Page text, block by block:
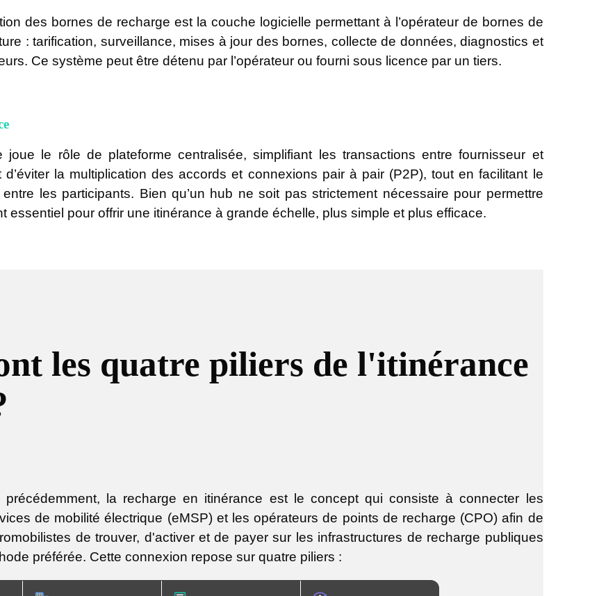
des bornes de recharge est la couche logicielle permettant à l’opérateur de bornes de
: tarification, surveillance, mises à jour des bornes, collecte de données, diagnostics et
Ce système peut être détenu par l’opérateur ou fourni sous licence par un tiers.
joue le rôle de plateforme centralisée, simplifiant les transactions entre fournisseur et
d’éviter la multiplication des accords et connexions pair à pair (P2P), tout en facilitant le
les participants. Bien qu’un hub ne soit pas strictement nécessaire pour permettre
essentiel pour offrir une itinérance à grande échelle, plus simple et plus efficace.
les quatre piliers de l'itinérance
précédemment, la recharge en itinérance est le concept qui consiste à connecter les
de mobilité électrique (eMSP) et les opérateurs de points de recharge (CPO) afin de
de trouver, d'activer et de payer sur les infrastructures de recharge publiques
préférée. Cette connexion repose sur quatre piliers :